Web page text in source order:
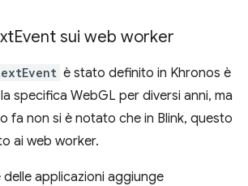
Event sui web worker
è stato definito in Khronos è
specifica WebGL per diversi anni, ma
fa non si è notato che in Blink, questo
ai web worker.
applicazioni aggiunge